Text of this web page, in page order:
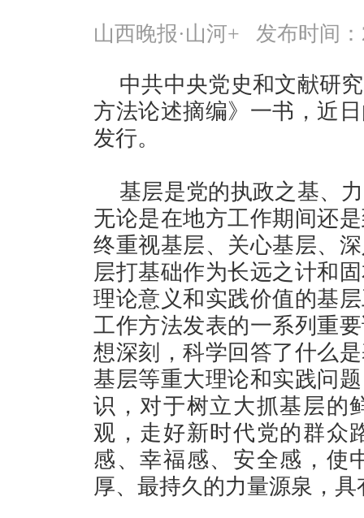
山西晚报·山河+ 发布时间：
中共中央党史和文献研
方法论述摘编》一书，近
发行。
基层是党的执政之基、
无论是在地方工作期间还
终重视基层、关心基层、
层打基础作为长远之计和
理论意义和实践价值的基
工作方法发表的一系列重
想深刻，科学回答了什么
基层等重大理论和实践问
识，对于树立大抓基层的
观，走好新时代党的群众
感、幸福感、安全感，使
厚、最持久的力量源泉，